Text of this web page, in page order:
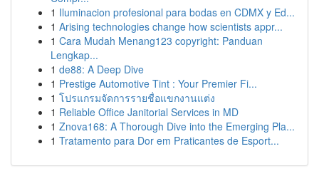
1 Iluminacion profesional para bodas en CDMX y Ed...
1 Arising technologies change how scientists appr...
1 Cara Mudah Menang123 copyright: Panduan
Lengkap...
1 de88: A Deep Dive
1 Prestige Automotive Tint : Your Premier Fi...
1 โปรแกรมจัดการรายชื่อแขกงานแต่ง
1 Reliable Office Janitorial Services in MD
1 Znova168: A Thorough Dive into the Emerging Pla...
1 Tratamento para Dor em Praticantes de Esport...